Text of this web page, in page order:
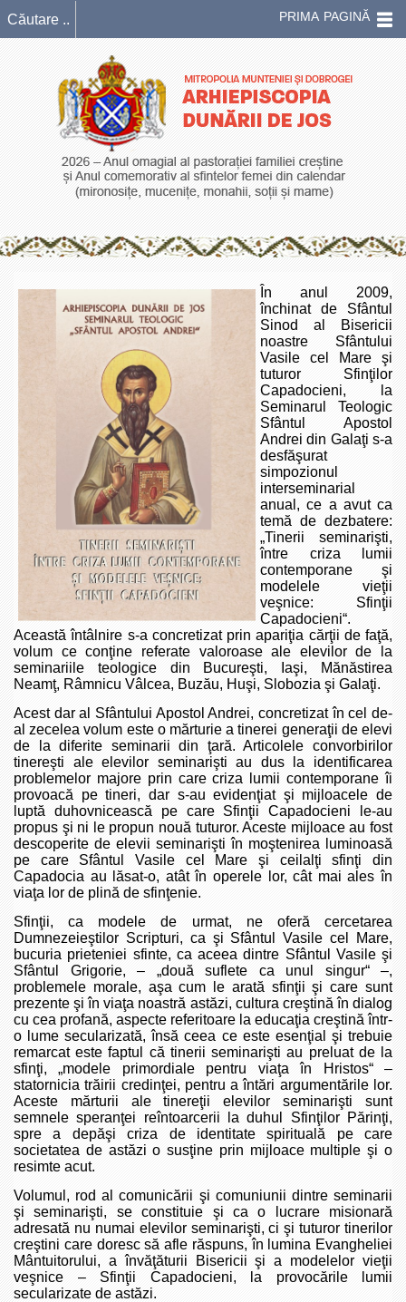
PRIMA PAGINĂ
În anul 2009,
închinat de Sfântul
Sinod al Bisericii
noastre Sfântului
Vasile cel Mare şi
tuturor Sfinţilor
Capadocieni, la
Seminarul Teologic
Sfântul Apostol
Andrei din Galaţi s-a
desfăşurat
simpozionul
interseminarial
anual, ce a avut ca
temă de dezbatere:
„Tinerii seminarişti,
între criza lumii
contemporane şi
modelele vieţii
veşnice: Sfinţii
Capadocieni“.
Această întâlnire s-a concretizat prin apariţia cărţii de faţă,
volum ce conţine referate valoroase ale elevilor de la
seminariile teologice din Bucureşti, Iaşi, Mănăstirea
Neamţ, Râmnicu Vâlcea, Buzău, Huşi, Slobozia şi Galaţi.
Acest dar al Sfântului Apostol Andrei, concretizat în cel de-
al zecelea volum este o mărturie a tinerei generaţii de elevi
de la diferite seminarii din ţară. Articolele convorbirilor
tinereşti ale elevilor seminarişti au dus la identificarea
problemelor majore prin care criza lumii contemporane îi
provoacă pe tineri, dar s-au evidenţiat şi mijloacele de
luptă duhovnicească pe care Sfinţii Capadocieni le-au
propus şi ni le propun nouă tuturor. Aceste mijloace au fost
descoperite de elevii seminarişti în moştenirea luminoasă
pe care Sfântul Vasile cel Mare şi ceilalţi sfinţi din
Capadocia au lăsat-o, atât în operele lor, cât mai ales în
viaţa lor de plină de sfinţenie.
Sfinţii, ca modele de urmat, ne oferă cercetarea
Dumnezeieştilor Scripturi, ca şi Sfântul Vasile cel Mare,
bucuria prieteniei sfinte, ca aceea dintre Sfântul Vasile şi
Sfântul Grigorie, – „două suflete ca unul singur“ –,
problemele morale, aşa cum le arată sfinţii şi care sunt
prezente şi în viaţa noastră astăzi, cultura creştină în dialog
cu cea profană, aspecte referitoare la educaţia creştină într-
o lume secularizată, însă ceea ce este esenţial şi trebuie
remarcat este faptul că tinerii seminarişti au preluat de la
sfinţi, „modele primordiale pentru viaţa în Hristos“ –
statornicia trăirii credinţei, pentru a întări argumentările lor.
Aceste mărturii ale tinereţii elevilor seminarişti sunt
semnele speranţei reîntoarcerii la duhul Sfinţilor Părinţi,
spre a depăşi criza de identitate spirituală pe care
societatea de astăzi o susţine prin mijloace multiple şi o
resimte acut.
Volumul, rod al comunicării şi comuniunii dintre seminarii
şi seminarişti, se constituie şi ca o lucrare misionară
adresată nu numai elevilor seminarişti, ci şi tuturor tinerilor
creştini care doresc să afle răspuns, în lumina Evangheliei
Mântuitorului, a învăţăturii Bisericii şi a modelelor vieţii
veşnice – Sfinţii Capadocieni, la provocările lumii
secularizate de astăzi.